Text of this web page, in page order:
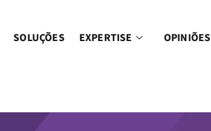
SOLUÇÕES EXPERTISE OPINIÕES